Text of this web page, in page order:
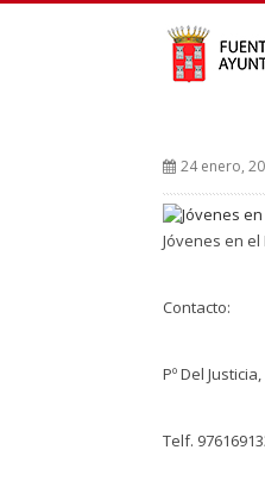
24 enero,
Jóvenes en el
Contacto:
Pº Del
Telf.